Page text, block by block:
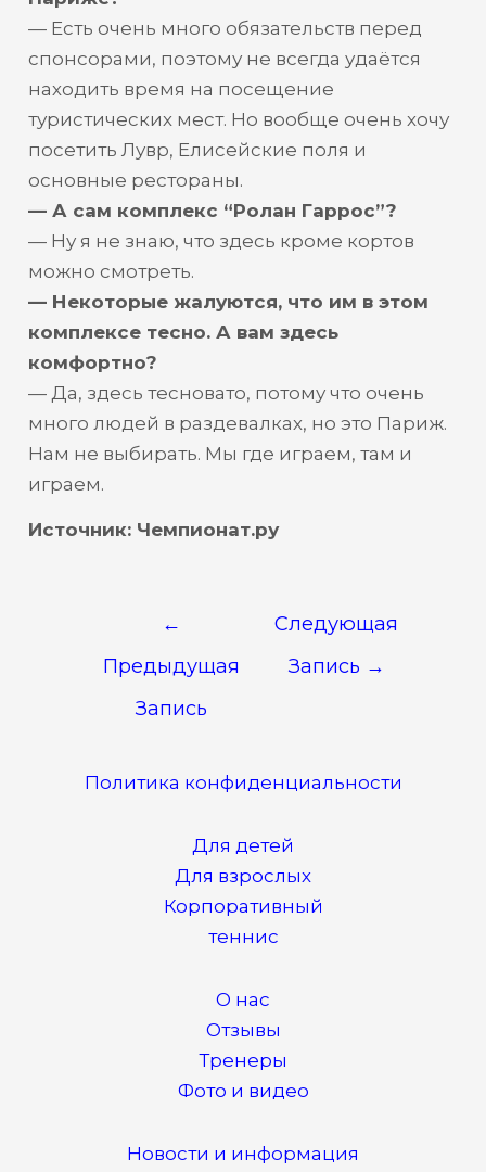
— Есть очень много обязательств перед
спонсорами, поэтому не всегда удаётся
находить время на посещение
туристических мест. Но вообще очень хочу
посетить Лувр, Елисейские поля и
основные рестораны.
— А сам комплекс “Ролан Гаррос”?
— Ну я не знаю, что здесь кроме кортов
можно смотреть.
— Некоторые жалуются, что им в этом
комплексе тесно. А вам здесь
комфортно?
— Да, здесь тесновато, потому что очень
много людей в раздевалках, но это Париж.
Нам не выбирать. Мы где играем, там и
играем.
Источник: Чемпионат.ру
←
Предыдущая
Запись
Следующая
Запись →
Политика конфиденциальности
Для детей
Для взрослых
Корпоративный
теннис
О нас
Отзывы
Тренеры
Фото и видео
Новости и информация